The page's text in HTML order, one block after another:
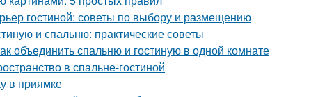
гостиной: советы по выбору и размещению
и спальню: практические советы
объединить спальню и гостиную в одной комнате
в спальне-гостиной
в приямке